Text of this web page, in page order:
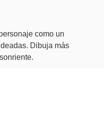
como un
Dibuja más